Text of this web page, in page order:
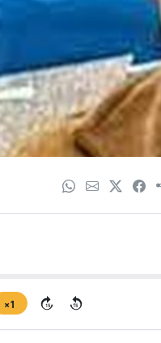
15
15
1×